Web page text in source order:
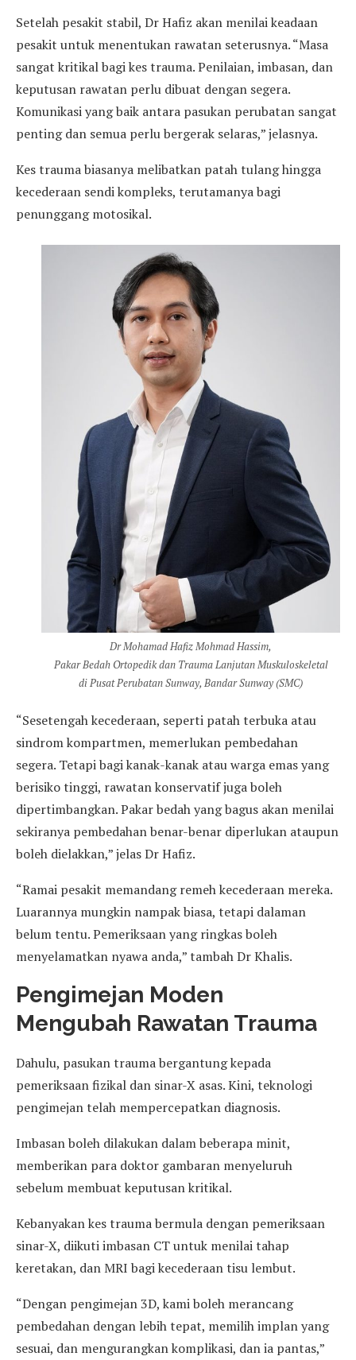
Setelah pesakit stabil, Dr Hafiz akan menilai keadaan
pesakit untuk menentukan rawatan seterusnya. “Masa
sangat kritikal bagi kes trauma. Penilaian, imbasan, dan
keputusan rawatan perlu dibuat dengan segera.
Komunikasi yang baik antara pasukan perubatan sangat
penting dan semua perlu bergerak selaras,” jelasnya.
Kes trauma biasanya melibatkan patah tulang hingga
kecederaan sendi kompleks, terutamanya bagi
penunggang motosikal.
Dr Mohamad Hafiz Mohmad Hassim,
Pakar Bedah Ortopedik dan Trauma Lanjutan Muskuloskeletal
di Pusat Perubatan Sunway, Bandar Sunway (SMC)
“Sesetengah kecederaan, seperti patah terbuka atau
sindrom kompartmen, memerlukan pembedahan
segera. Tetapi bagi kanak-kanak atau warga emas yang
berisiko tinggi, rawatan konservatif juga boleh
dipertimbangkan. Pakar bedah yang bagus akan menilai
sekiranya pembedahan benar-benar diperlukan ataupun
boleh dielakkan,” jelas Dr Hafiz.
“Ramai pesakit memandang remeh kecederaan mereka.
Luarannya mungkin nampak biasa, tetapi dalaman
belum tentu. Pemeriksaan yang ringkas boleh
menyelamatkan nyawa anda,” tambah Dr Khalis.
Pengimejan Moden
Mengubah Rawatan Trauma
Dahulu, pasukan trauma bergantung kepada
pemeriksaan fizikal dan sinar-X asas. Kini, teknologi
pengimejan telah mempercepatkan diagnosis.
Imbasan boleh dilakukan dalam beberapa minit,
memberikan para doktor gambaran menyeluruh
sebelum membuat keputusan kritikal.
Kebanyakan kes trauma bermula dengan pemeriksaan
sinar-X, diikuti imbasan CT untuk menilai tahap
keretakan, dan MRI bagi kecederaan tisu lembut.
“Dengan pengimejan 3D, kami boleh merancang
pembedahan dengan lebih tepat, memilih implan yang
sesuai, dan mengurangkan komplikasi, dan ia pantas,”